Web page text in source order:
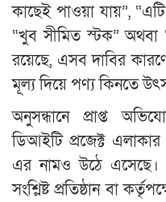
কাছেই পাওয়া যায়”,
“খুব সীমিত স্টক”
রয়েছে, এসব দাবির
মূল্য দিয়ে পণ্য কিনতে
অনুসন্ধানে প্রাপ্ত
ডিআইটি প্রজেক্ট
এর নামও উঠে
সংশ্লিষ্ট প্রতিষ্ঠান বা